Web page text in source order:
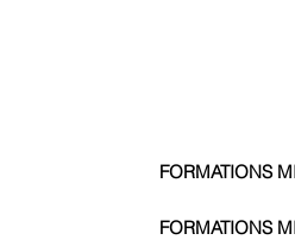
FORMATIONS
FORMATIONS